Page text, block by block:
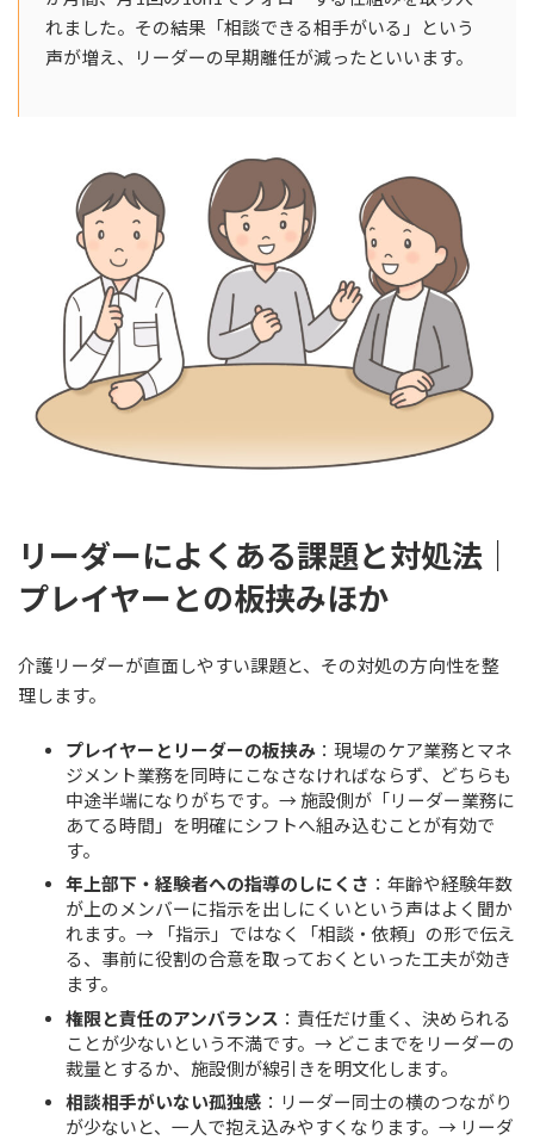
れました。その結果「相談できる相手がいる」という
声が増え、リーダーの早期離任が減ったといいます。
リーダーによくある課題と対処法｜
プレイヤーとの板挟みほか
介護リーダーが直面しやすい課題と、その対処の方向性を整
理します。
プレイヤーとリーダーの板挟み ：現場のケア業務とマネ
ジメント業務を同時にこなさなければならず、どちらも
中途半端になりがちです。→ 施設側が「リーダー業務に
あてる時間」を明確にシフトへ組み込むことが有効で
す。
年上部下・経験者への指導のしにくさ ：年齢や経験年数
が上のメンバーに指示を出しにくいという声はよく聞か
れます。→ 「指示」ではなく「相談・依頼」の形で伝え
る、事前に役割の合意を取っておくといった工夫が効き
ます。
権限と責任のアンバランス ：責任だけ重く、決められる
ことが少ないという不満です。→ どこまでをリーダーの
裁量とするか、施設側が線引きを明文化します。
相談相手がいない孤独感 ：リーダー同士の横のつながり
が少ないと、一人で抱え込みやすくなります。→ リーダ